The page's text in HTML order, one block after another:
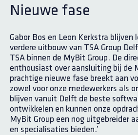
Nieuwe fase
Gabor Bos en Leon Kerkstra blijven
verdere uitbouw van TSA Group
TSA binnen de MyBit Group. De
enthousiast over aansluiting bij de
prachtige nieuwe fase breekt aan
zowel voor onze medewerkers als
blijven vanuit Delft de beste
ontwikkelen en kunnen onze
MyBit Group een nog uitgebreider
en specialisaties bieden.’